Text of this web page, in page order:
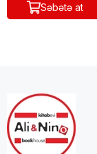
Səbətə at